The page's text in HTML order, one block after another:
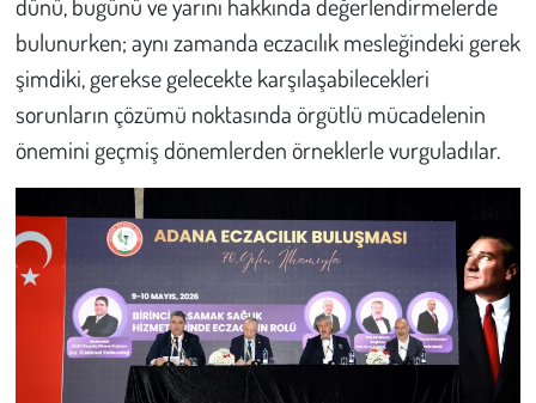
bulunurken; aynı zamanda eczacılık mesleğindeki gerek
şimdiki, gerekse gelecekte karşılaşabilecekleri
sorunların çözümü noktasında örgütlü mücadelenin
önemini geçmiş dönemlerden örneklerle vurguladılar.